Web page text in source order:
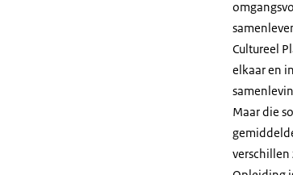
Cultureel
elkaar en
Maar die